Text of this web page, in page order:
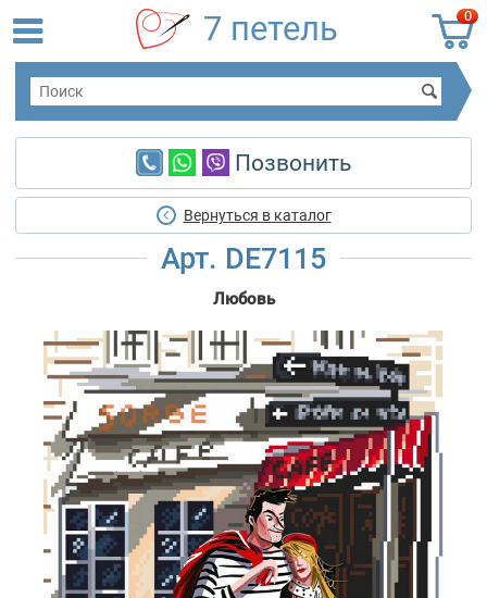
0
7 петель
Позвонить
Вернуться в каталог
Арт. DE7115
Любовь